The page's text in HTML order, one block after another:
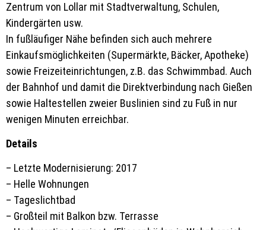
Zentrum von Lollar mit Stadtverwaltung, Schulen,
Kindergärten usw.
In fußläufiger Nähe befinden sich auch mehrere
Einkaufsmöglichkeiten (Supermärkte, Bäcker, Apotheke)
sowie Freizeiteinrichtungen, z.B. das Schwimmbad. Auch
der Bahnhof und damit die Direktverbindung nach Gießen
sowie Haltestellen zweier Buslinien sind zu Fuß in nur
wenigen Minuten erreichbar.
Details
– Letzte Modernisierung: 2017
– Helle Wohnungen
– Tageslichtbad
– Großteil mit Balkon bzw. Terrasse